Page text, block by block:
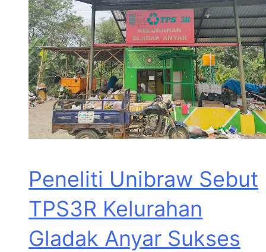
Peneliti Unibraw Sebut
TPS3R Kelurahan
Gladak Anyar Sukses